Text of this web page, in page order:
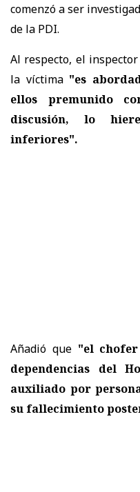
comenzó a ser
de la PDI.
Al respecto, el
la víctima "es
ellos premunido
discusión, lo
inferiores".
Añadió que "el
dependencias del
auxiliado por
su fallecimiento